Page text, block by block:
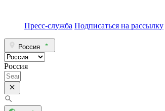
Пресс-служба Подписаться на рассылку
Россия
Россия